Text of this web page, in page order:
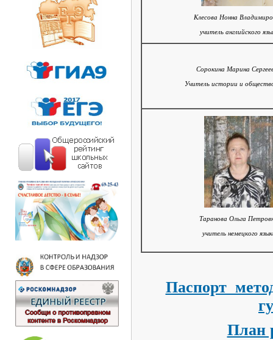
Клесова Нонна
учитель английского
Сорокина Марина
Учитель истории и
Таранова Ольга
учитель немецкого
Паспорт
План